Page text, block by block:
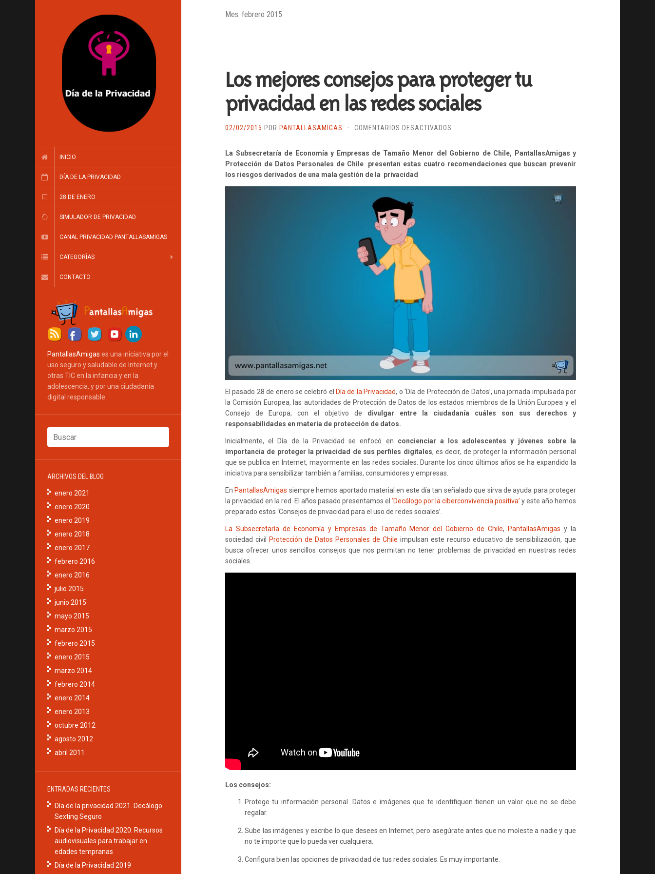
INICIO
DÍA DE LA PRIVACIDAD
28 DE ENERO
SIMULADOR DE PRIVACIDAD
CANAL PRIVACIDAD PANTALLASAMIGAS
CATEGORÍAS
CONTACTO
PantallasAmigas es una iniciativa por el
uso seguro y saludable de Internet y
otras TIC en la infancia y en la
adolescencia, y por una ciudadanía
digital responsable.
ARCHIVOS DEL BLOG
enero 2021
enero 2020
enero 2019
enero 2018
enero 2017
febrero 2016
enero 2016
julio 2015
junio 2015
mayo 2015
marzo 2015
febrero 2015
enero 2015
marzo 2014
febrero 2014
enero 2014
enero 2013
octubre 2012
agosto 2012
abril 2011
ENTRADAS RECIENTES
Día de la privacidad 2021. Decálogo
Sexting Seguro
Día de la Privacidad 2020: Recursos
audiovisuales para trabajar en
edades tempranas
Día de la Privacidad 2019
Mes: febrero 2015
Los mejores consejos para proteger tu
privacidad en las redes sociales
02/02/2015 POR PANTALLASAMIGAS · COMENTARIOS DESACTIVADOS
MEJORES
CONSEJOS
La Subsecretaría de Economía y Empresas de Tamaño Menor del Gobierno de Chile, PantallasAmigas y
Protección de Datos Personales de Chile presentan estas cuatro recomendaciones que buscan prevenir
los riesgos derivados de una mala gestión de la privacidad
El pasado 28 de enero se celebró el Día de la Privacidad, o ‘Día de Protección de Datos’, una jornada impulsada por
la Comisión Europea, las autoridades de Protección de Datos de los estados miembros de la Unión Europea y el
Consejo de Europa, con el objetivo de divulgar entre la ciudadanía cuáles son sus derechos y
responsabilidades en materia de protección de datos.
Inicialmente, el Día de la Privacidad se enfocó en concienciar a los adolescentes y jóvenes sobre la
importancia de proteger la privacidad de sus perfiles digitales, es decir, de proteger la información personal
que se publica en Internet, mayormente en las redes sociales. Durante los cinco últimos años se ha expandido la
iniciativa para sensibilizar también a familias, consumidores y empresas.
En PantallasAmigas siempre hemos aportado material en este día tan señalado que sirva de ayuda para proteger
la privacidad en la red. El años pasado presentamos el ‘Decálogo por la ciberconvivencia positiva’ y este año hemos
preparado estos ‘Consejos de privacidad para el uso de redes sociales’.
La Subsecretaría de Economía y Empresas de Tamaño Menor del Gobierno de Chile, PantallasAmigas y la
sociedad civil
Protección de Datos Personales de Chile impulsan este recurso educativo de sensibilización, que
busca ofrecer unos sencillos consejos que nos permitan no tener problemas de privacidad en nuestras redes
sociales.
Los consejos:
Protege tu información personal. Datos e imágenes que te identifiquen tienen un valor que no se debe
regalar.
Sube las imágenes y escribe lo que desees en Internet, pero asegúrate antes que no moleste a nadie y que
no te importe que lo pueda ver cualquiera.
Configura bien las opciones de privacidad de tus redes sociales. Es muy importante.